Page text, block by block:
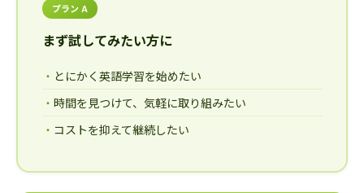
プラン A
まず試してみたい方に
とにかく英語学習を始めたい
時間を見つけて、気軽に取り組みたい
コストを抑えて継続したい